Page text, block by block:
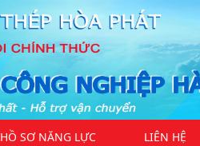
HỒ SƠ NĂNG LỰC LIÊN HỆ